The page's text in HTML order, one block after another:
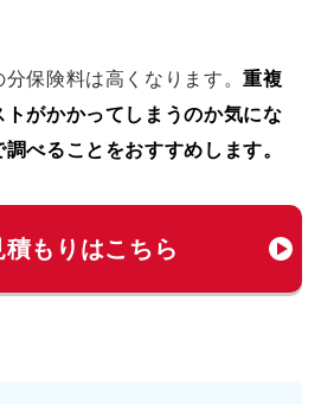
保険料は高くなります。重複
がかかってしまうのか気にな
べることをおすすめします。
積もりはこちら